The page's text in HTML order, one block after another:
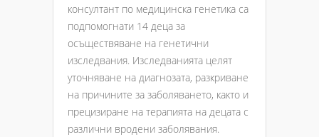
консултант по медицинска генетика са
подпомогнати 14 деца за
осъществяване на генетични
изследвания. Изследванията целят
уточняване на диагнозата, разкриване
на причините за заболяването, както и
прецизиране на терапията на децата с
различни вродени заболявания.